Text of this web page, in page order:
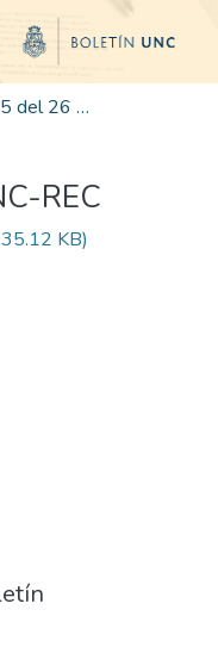
Edición 001/2025 del 26 de mayo de 2025
REC
KB)